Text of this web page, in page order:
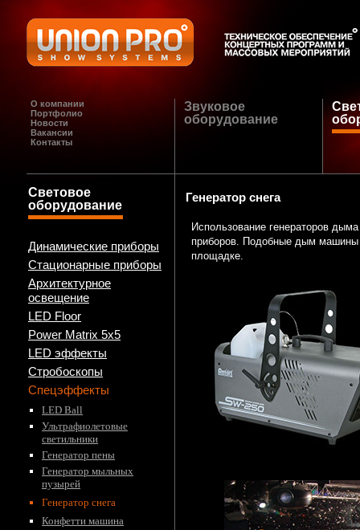
О компании
Портфолио
Новости
Вакансии
Контакты
Звуковое
оборудование
Световое
оборудование
Динамические приборы
Стационарные приборы
Архитектурное
освещение
LED Floor
Power Matrix 5x5
LED эффекты
Стробоскопы
Спецэффекты
LED Ball
Ультрафиолетовые
светильники
Генератор пены
Генератор мыльных
пузырей
Генератор снега
Конфетти машина
Генератор снега
Использование генераторов
приборов. Подобные дым машины
площадке.